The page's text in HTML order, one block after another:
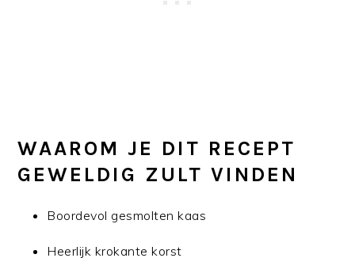
WAAROM JE DIT RECEPT
GEWELDIG ZULT VINDEN
Boordevol gesmolten kaas
Heerlijk krokante korst